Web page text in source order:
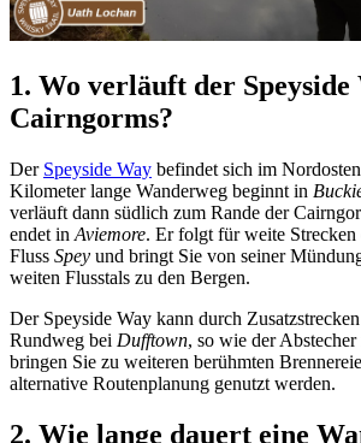
1. Wo verläuft der
Cairngorms?
Der Speyside Way befindet sich im
Kilometer lange Wanderweg beginnt in
verläuft dann südlich zum Rande der
endet in Aviemore. Er folgt für weite Strecken
Fluss Spey und bringt Sie von seiner
weiten Flusstals zu den Bergen.
Der Speyside Way kann durch
Rundweg bei Dufftown, so wie der Abstecher
bringen Sie zu weiteren berühmten
alternative Routenplanung genutzt werden.
2. Wie lange dauert eine